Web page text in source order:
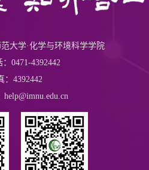
大学·化学与环境科学学院
0471-4392442
：4392442
help@imnu.edu.cn